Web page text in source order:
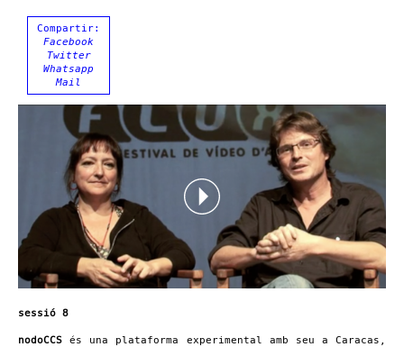
Compartir:
Facebook
Twitter
Whatsapp
Mail
sessió 8
nodoCCSés una plataforma experimental amb seu a Caracas,